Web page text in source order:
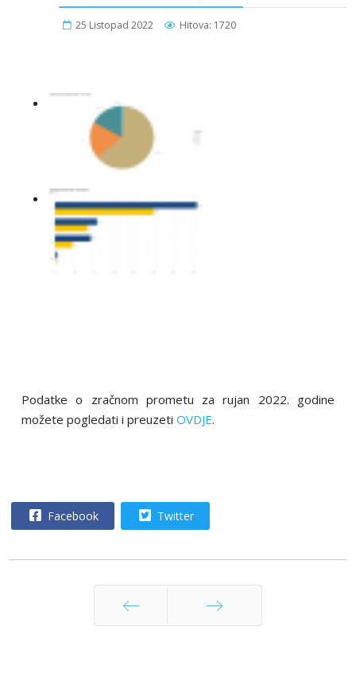
25 Listopad 2022 Hitova: 1720
Podatke o zračnom prometu za rujan 2022. godine
možete pogledati i preuzeti OVDJE.
Facebook Twitter